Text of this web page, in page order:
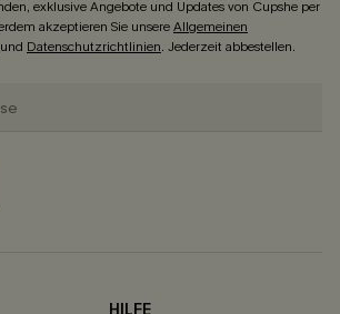
exklusive Angebote und Updates von Cupshe per
akzeptieren Sie unsereAllgemeinen
und Datenschutzrichtlinien. Jederzeit abbestellen.